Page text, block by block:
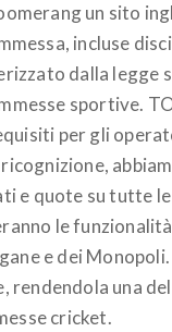
un sito
incluse
dalla legge
sportive.
per gli
e quote su tutte
le
e dei
una
cricket.